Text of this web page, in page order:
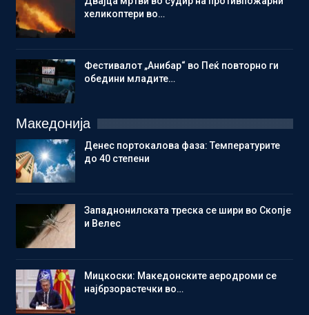
хеликоптери во…
Фестивалот „Анибар“ во Пеќ повторно ги
обедини младите…
Македонија
Денес портокалова фаза: Температурите
до 40 степени
Западнонилската треска се шири во Скопје
и Велес
Мицкоски: Македонските аеродроми се
најбрзорастечки во…